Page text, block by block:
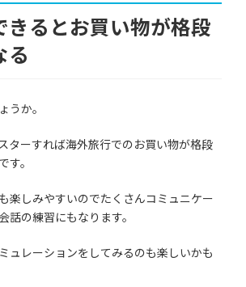
きるとお買い物が格段
る
うか。
ターすれば海外旅行でのお買い物が格段
す。
楽しみやすいのでたくさんコミュニケー
話の練習にもなります。
ュレーションをしてみるのも楽しいかも